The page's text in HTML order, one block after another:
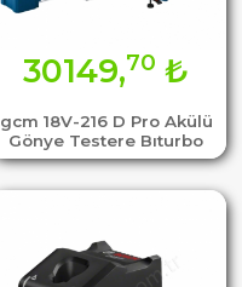
gcm 18V-216 D Pro Akülü
Gönye Testere Bıturbo
30149,70 ₺